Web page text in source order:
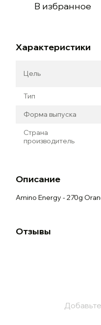
В избранное
Характеристики
Цель
Тип
Форма выпуска
Страна
производитель
Описание
Amino Energy - 270g
Отзывы